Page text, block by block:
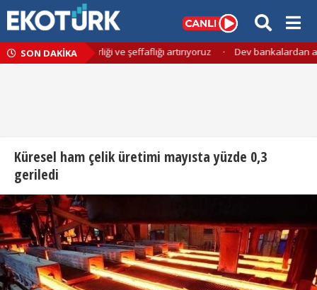
SON DAKİKA
hesap verebilirliği ve şeffaflığı artırıyoruz Dev bankalardan
Küresel ham çelik üretimi mayısta yüzde 0,3
geriledi